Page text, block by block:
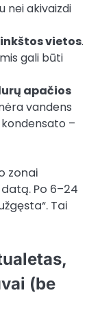
nei akivaizdi
vietos.
gali būti
apačios
vandens
–
zonai
Po 6–24
Tai
(be